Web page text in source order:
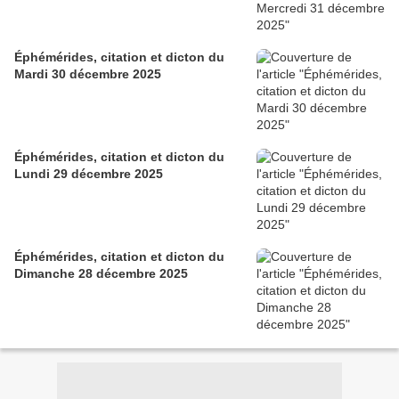
Éphémérides, citation et dicton du
Mardi 30 décembre 2025
Éphémérides, citation et dicton du
Lundi 29 décembre 2025
Éphémérides, citation et dicton du
Dimanche 28 décembre 2025